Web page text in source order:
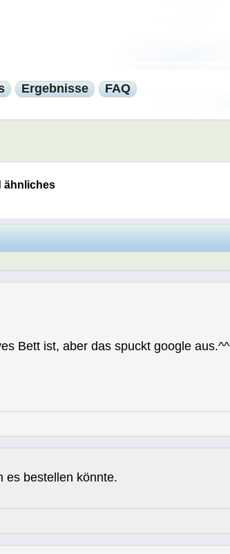
Ergebnisse FAQ
ähnliches
Bett ist, aber das spuckt google aus.^^
es bestellen könnte.